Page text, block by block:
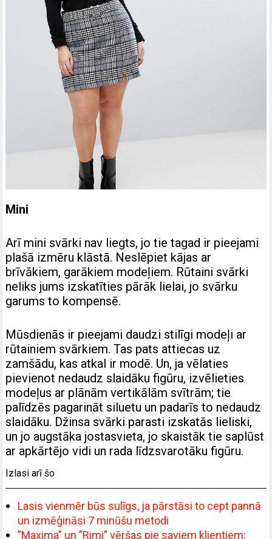
Mini
Arī mini svārki nav liegts, jo tie tagad ir pieejami
plašā izmēru klāstā. Neslēpiet kājas ar
brīvākiem, garākiem modeļiem. Rūtaini svārki
neliks jums izskatīties pārāk lielai, jo svārku
garums to kompensē.
Mūsdienās ir pieejami daudzi stilīgi modeļi ar
rūtainiem svārkiem. Tas pats attiecas uz
zamšādu, kas atkal ir modē. Un, ja vēlaties
pievienot nedaudz slaidāku figūru, izvēlieties
modeļus ar plānām vertikālām svītrām; tie
palīdzēs pagarināt siluetu un padarīs to nedaudz
slaidāku. Džinsa svārki parasti izskatās lieliski,
un jo augstāka jostasvieta, jo skaistāk tie saplūst
ar apkārtējo vidi un rada līdzsvarotāku figūru.
Izlasi arī šo
Lasis vienmēr būs sulīgs, ja pārstāsi to cept pannā
un izmēģināsi 7 minūšu metodi
”Maxima” un ”Rimi” vēršas pie saviem klientiem: